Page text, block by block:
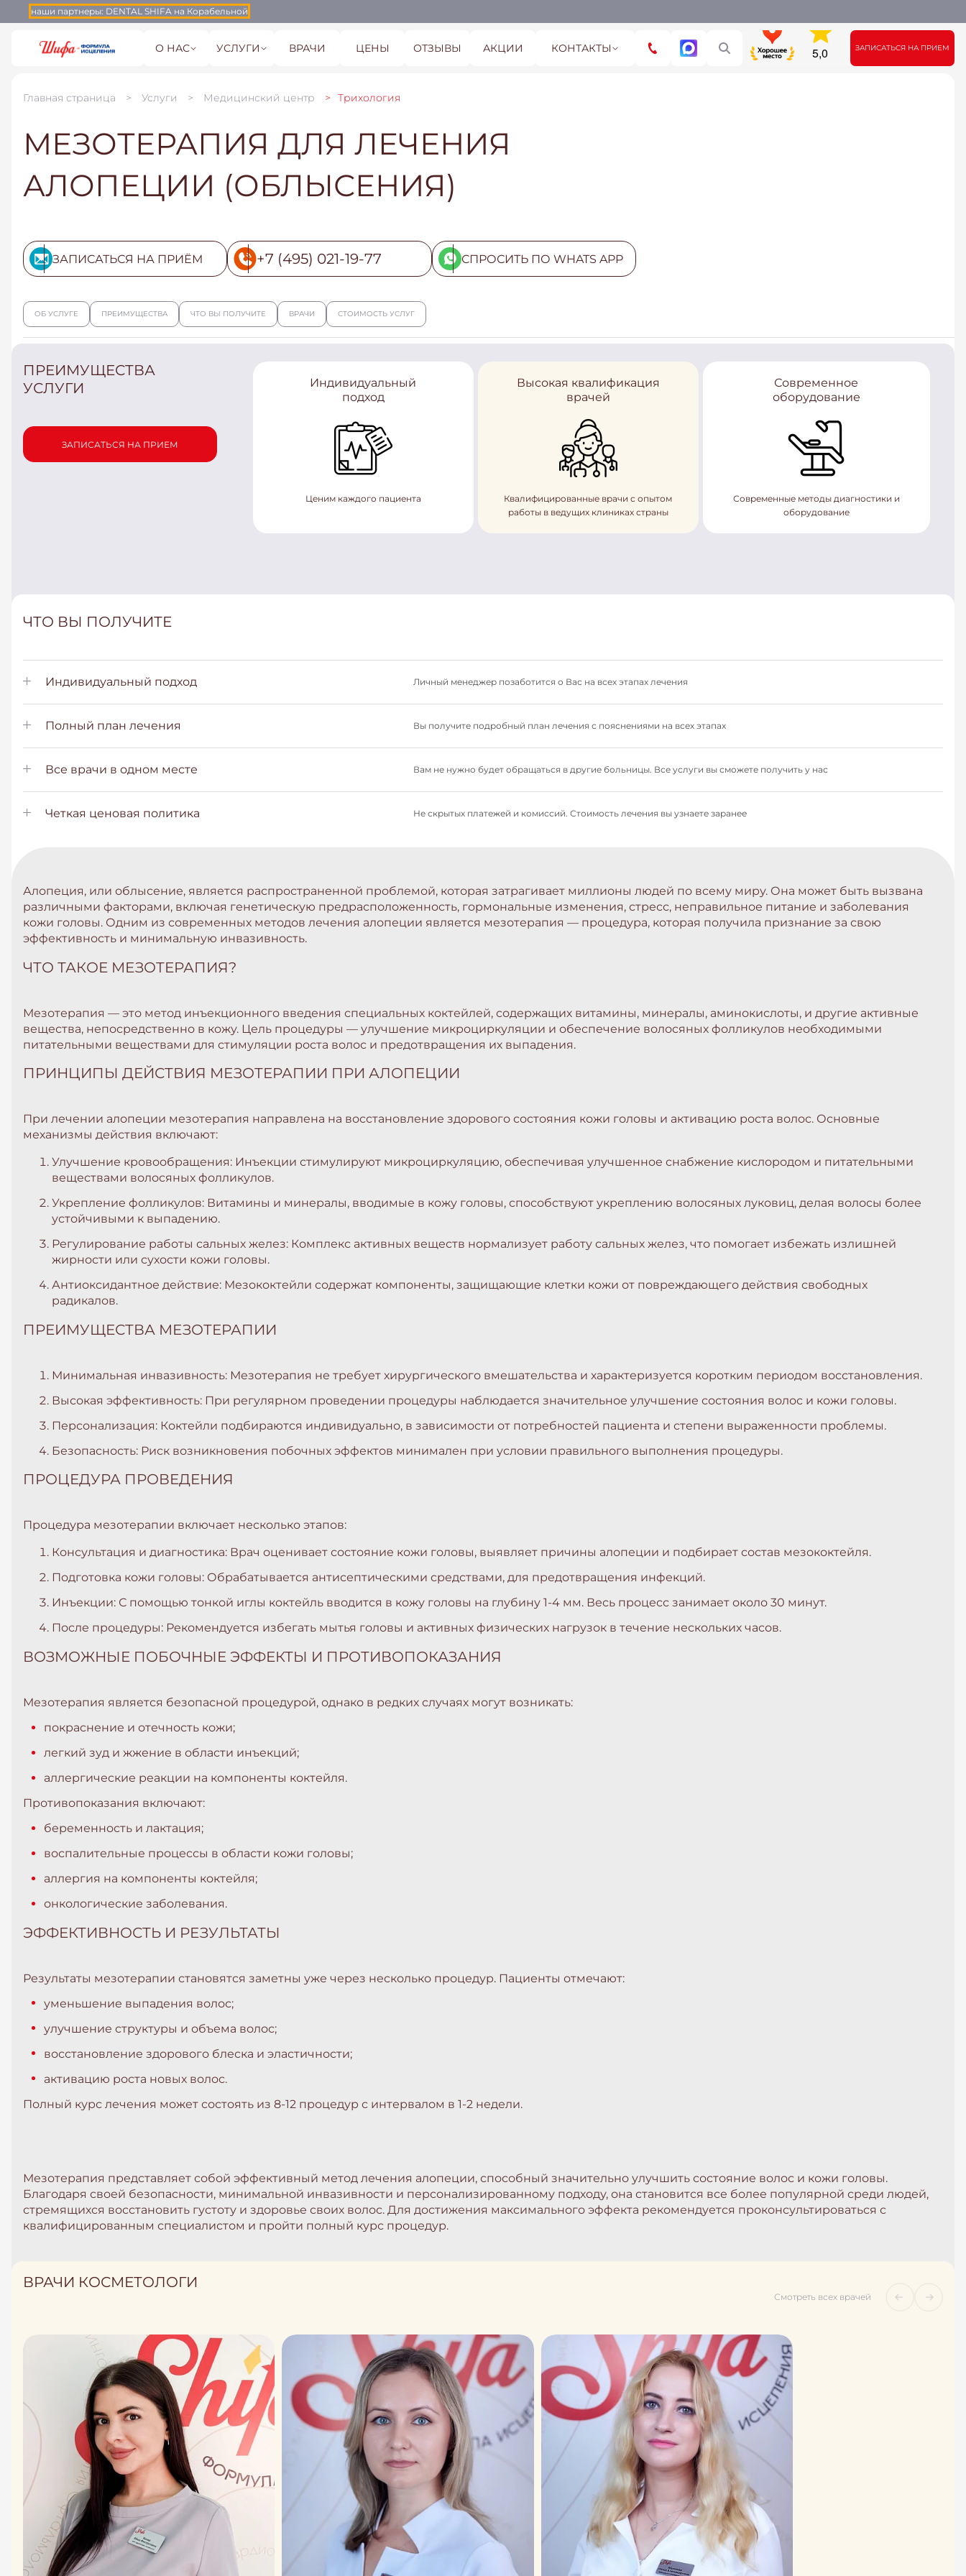
наши партнеры: DENTAL SHIFA на Корабельной
О НАС УСЛУГИ ВРАЧИ ЦЕНЫ ОТЗЫВЫ АКЦИИ КОНТАКТЫ ЗАПИСАТЬСЯ НА ПРИЕМ
Главная страница Услуги Медицинский центр Трихология
МЕЗОТЕРАПИЯ ДЛЯ ЛЕЧЕНИЯ
АЛОПЕЦИИ (ОБЛЫСЕНИЯ)
ЗАПИСАТЬСЯ НА ПРИЁМ +7 (495) 021-19-77 СПРОСИТЬ ПО WHATS APP
ОБ УСЛУГЕ ПРЕИМУЩЕСТВА ЧТО ВЫ ПОЛУЧИТЕ ВРАЧИ СТОИМОСТЬ УСЛУГ
ПРЕИМУЩЕСТВА
УСЛУГИ
Индивидуальный
подход
Ценим каждого пациента
Высокая квалификация
врачей
Квалифицированные врачи с опытом
работы в ведущих клиниках страны
Современное
оборудование
Современные методы диагностики и
оборудование
ЗАПИСАТЬСЯ НА ПРИЕМ
ЧТО ВЫ ПОЛУЧИТЕ
Индивидуальный подход Личный менеджер позаботится о Вас на всех этапах лечения
Полный план лечения Вы получите подробный план лечения с пояснениями на всех этапах
Все врачи в одном месте Вам не нужно будет обращаться в другие больницы. Все услуги вы сможете получить у нас
Четкая ценовая политика Не скрытых платежей и комиссий. Стоимость лечения вы узнаете заранее
Алопеция, или облысение, является распространенной проблемой, которая затрагивает миллионы людей по всему миру. Она может быть вызвана
различными факторами, включая генетическую предрасположенность, гормональные изменения, стресс, неправильное питание и заболевания
кожи головы. Одним из современных методов лечения алопеции является мезотерапия — процедура, которая получила признание за свою
эффективность и минимальную инвазивность.
ЧТО ТАКОЕ МЕЗОТЕРАПИЯ?
Мезотерапия — это метод инъекционного введения специальных коктейлей, содержащих витамины, минералы, аминокислоты, и другие активные
вещества, непосредственно в кожу. Цель процедуры — улучшение микроциркуляции и обеспечение волосяных фолликулов необходимыми
питательными веществами для стимуляции роста волос и предотвращения их выпадения.
ПРИНЦИПЫ ДЕЙСТВИЯ МЕЗОТЕРАПИИ ПРИ АЛОПЕЦИИ
При лечении алопеции мезотерапия направлена на восстановление здорового состояния кожи головы и активацию роста волос. Основные
механизмы действия включают:
Улучшение кровообращения: Инъекции стимулируют микроциркуляцию, обеспечивая улучшенное снабжение кислородом и питательными
веществами волосяных фолликулов.
Укрепление фолликулов: Витамины и минералы, вводимые в кожу головы, способствуют укреплению волосяных луковиц, делая волосы более
устойчивыми к выпадению.
Регулирование работы сальных желез: Комплекс активных веществ нормализует работу сальных желез, что помогает избежать излишней
жирности или сухости кожи головы.
Антиоксидантное действие: Мезококтейли содержат компоненты, защищающие клетки кожи от повреждающего действия свободных
радикалов.
ПРЕИМУЩЕСТВА МЕЗОТЕРАПИИ
Минимальная инвазивность: Мезотерапия не требует хирургического вмешательства и характеризуется коротким периодом восстановления.
Высокая эффективность: При регулярном проведении процедуры наблюдается значительное улучшение состояния волос и кожи головы.
Персонализация: Коктейли подбираются индивидуально, в зависимости от потребностей пациента и степени выраженности проблемы.
Безопасность: Риск возникновения побочных эффектов минимален при условии правильного выполнения процедуры.
ПРОЦЕДУРА ПРОВЕДЕНИЯ
Процедура мезотерапии включает несколько этапов:
Консультация и диагностика: Врач оценивает состояние кожи головы, выявляет причины алопеции и подбирает состав мезококтейля.
Подготовка кожи головы: Обрабатывается антисептическими средствами, для предотвращения инфекций.
Инъекции: С помощью тонкой иглы коктейль вводится в кожу головы на глубину 1-4 мм. Весь процесс занимает около 30 минут.
После процедуры: Рекомендуется избегать мытья головы и активных физических нагрузок в течение нескольких часов.
ВОЗМОЖНЫЕ ПОБОЧНЫЕ ЭФФЕКТЫ И ПРОТИВОПОКАЗАНИЯ
Мезотерапия является безопасной процедурой, однако в редких случаях могут возникать:
покраснение и отечность кожи;
легкий зуд и жжение в области инъекций;
аллергические реакции на компоненты коктейля.
Противопоказания включают:
беременность и лактация;
воспалительные процессы в области кожи головы;
аллергия на компоненты коктейля;
онкологические заболевания.
ЭФФЕКТИВНОСТЬ И РЕЗУЛЬТАТЫ
Результаты мезотерапии становятся заметны уже через несколько процедур. Пациенты отмечают:
уменьшение выпадения волос;
улучшение структуры и объема волос;
восстановление здорового блеска и эластичности;
активацию роста новых волос.
Полный курс лечения может состоять из 8-12 процедур с интервалом в 1-2 недели.
Мезотерапия представляет собой эффективный метод лечения алопеции, способный значительно улучшить состояние волос и кожи головы.
Благодаря своей безопасности, минимальной инвазивности и персонализированному подходу, она становится все более популярной среди людей,
стремящихся восстановить густоту и здоровье своих волос. Для достижения максимального эффекта рекомендуется проконсультироваться с
квалифицированным специалистом и пройти полный курс процедур.
ВРАЧИ КОСМЕТОЛОГИ
Смотреть всех врачей